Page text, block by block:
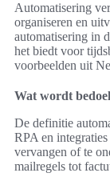
Automatisering
organiseren en
automatisering in
het biedt voor
voorbeelden uit
Wat wordt
De definitie
RPA en
vervangen of te
mailregels tot